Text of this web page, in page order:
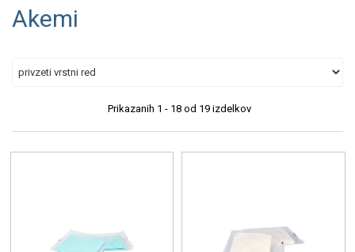
Akemi
Prikazanih 1 - 18 od 19 izdelkov